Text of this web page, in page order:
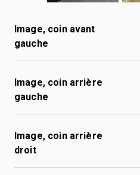
Image, coin avant
gauche
Image, coin arrière
gauche
Image, coin arrière
droit